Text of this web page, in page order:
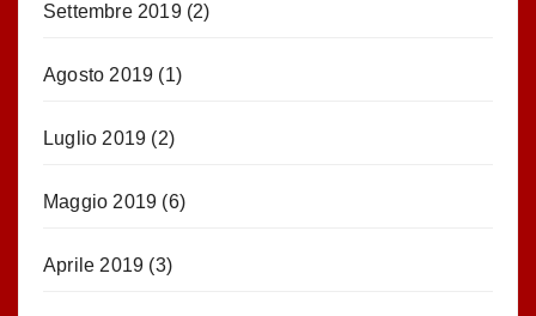
Settembre 2019(2)
Agosto 2019 (1)
Luglio 2019 (2)
Maggio 2019 (6)
Aprile 2019 (3)